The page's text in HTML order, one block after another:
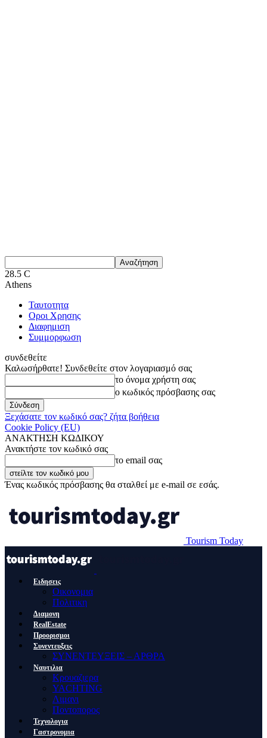
28.5 C
Athens
Ταυτοτητα
Οροι Χρησης
Διαφημιση
Συμμορφωση
συνδεθείτε
Καλωσήρθατε! Συνδεθείτε στον λογαριασμό σας
το όνομα χρήστη σας
ο κωδικός πρόσβασης σας
Ξεχάσατε τον κωδικό σας? ζήτα βοήθεια
Cookie Policy (EU)
ΑΝΑΚΤΗΣΗ ΚΩΔΙΚΟΥ
Ανακτήστε τον κωδικό σας
το email σας
Ένας κωδικός πρόσβασης θα σταλθεί με e-mail σε εσάς.
Tourism Today
Ειδησεις
Οικονομια
Πολιτικη
Διαμονη
RealEstate
Προορισμοι
Συνεντευξεις
ΣΥΝΕΝΤΕΥΞΕΙΣ – ΑΡΘΡΑ
Ναυτιλια
Κρουαζιερα
YACHTING
Λιμανι
Ποντοπορος
Τεχνολογια
Γαστρονομια